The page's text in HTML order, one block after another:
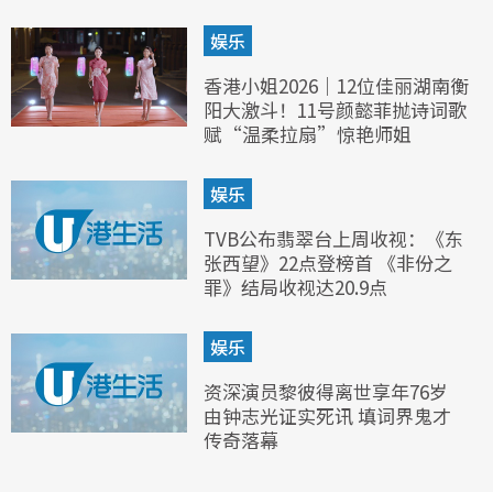
娱乐
香港小姐2026｜12位佳丽湖南衡
阳大激斗！11号颜懿菲抛诗词歌
赋“温柔拉扇”惊艳师姐
娱乐
TVB公布翡翠台上周收视：《东
张西望》22点登榜首 《非份之
罪》结局收视达20.9点
娱乐
资深演员黎彼得离世享年76岁
由钟志光证实死讯 填词界鬼才
传奇落幕